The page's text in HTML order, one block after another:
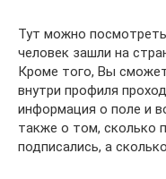
Тут можно
человек зашли на
Кроме того, Вы
внутри профиля
информация о поле и
также о том, сколько
подписались, а